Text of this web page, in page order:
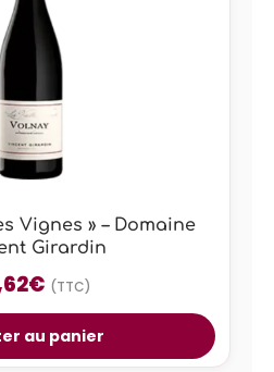
Vignes » – Domaine
Girardin
€ (TTC)
au panier